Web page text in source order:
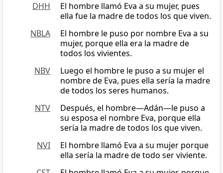
DHH
El hombre llamó Eva a su mujer, pues
ella fue la madre de todos los que viven.
NBLA
El hombre le puso por nombre Eva a su
mujer, porque ella era la madre de
todos los vivientes.
NBV
Luego el hombre le puso a su mujer el
nombre de Eva, pues ella sería la madre
de todos los seres humanos.
NTV
Después, el hombre—Adán—le puso a
su esposa el nombre Eva, porque ella
sería la madre de todos los que viven.
NVI
El hombre llamó Eva a su mujer porque
ella sería la madre de todo ser viviente.